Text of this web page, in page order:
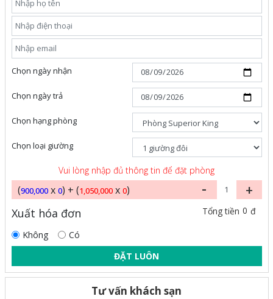
Chọn ngày nhận
Chọn ngày trả
Chọn hạng phòng
Chọn loại giường
Vui lòng nhập đủ thông tin để đặt phòng
(900,000x 0) + (1,050,000x 0) - +
Tổng tiền 0 đ
Xuất hóa đơn
Không
Có
ĐẶT LUÔN
Tư vấn khách sạn